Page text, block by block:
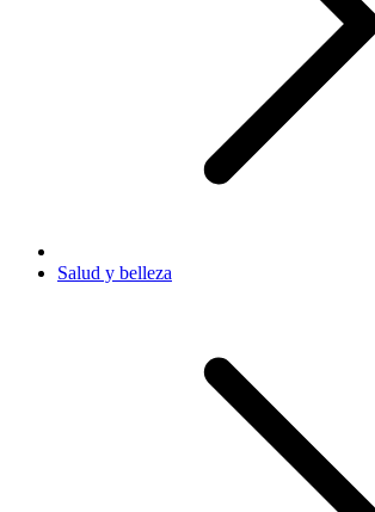
Salud y belleza